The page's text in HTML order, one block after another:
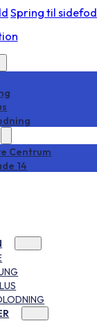
Spring til sidefod
Centrum
14